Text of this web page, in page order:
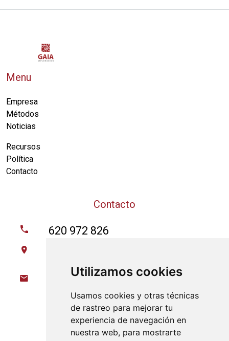
Utilizamos cookies
Usamos cookies y otras técnicas
de rastreo para mejorar tu
experiencia de navegación en
nuestra web, para mostrarte
Menu
Empresa
Métodos
Noticias
Recursos
Política
Contacto
Contacto
620 972 826
info@gaiaexploracion.com
Síguenos en